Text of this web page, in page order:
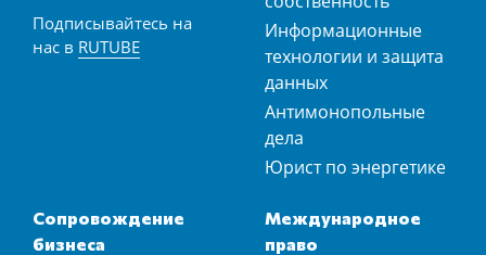
Подписывайтесь на
нас в RUTUBE
Информационные
технологии и защита
данных
Антимонопольные
дела
Юрист по энергетике
Сопровождение
бизнеса
Международное
право